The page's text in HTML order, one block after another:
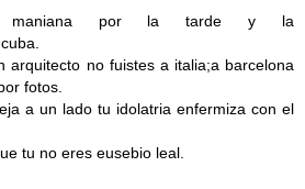
maniana por la tarde y la
arquitecto no fuistes a italia;a barcelona
fotos.
a un lado tu idolatria enfermiza con el
tu no eres eusebio leal.